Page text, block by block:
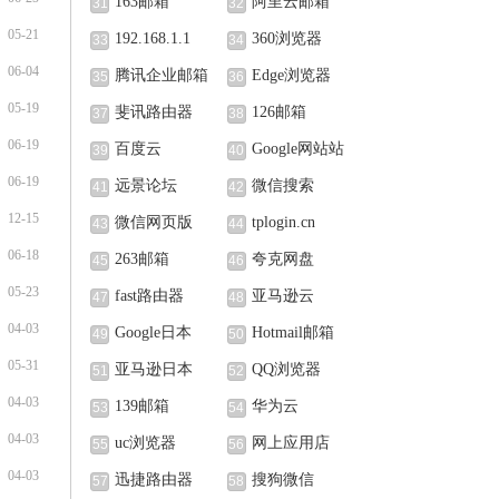
05-21
06-04
05-19
06-19
06-19
12-15
06-18
05-23
04-03
05-31
04-03
04-03
04-03
31 32
33 192.168.1.1 34 360浏览器
35 腾讯企业邮箱 36 Edge浏览器
37 斐讯路由器 38 126邮箱
39 百度云 40 Google网站站
长中心
41 远景论坛 42 微信搜索
43 微信网页版 44 tplogin.cn
45 263邮箱 46 夸克网盘
47 fast路由器 48 亚马逊云
49 Google日本 50 Hotmail邮箱
51 亚马逊日本 52 QQ浏览器
53 139邮箱 54 华为云
55 uc浏览器 56 网上应用店
57 迅捷路由器 58 搜狗微信